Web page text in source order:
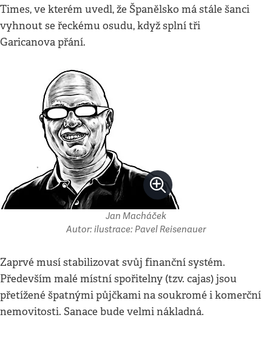
Times, ve kterém uvedl, že Španělsko má stále šanci
vyhnout se řeckému osudu, když splní tři
Garicanova přání.
Jan Macháček
Autor: ilustrace: Pavel Reisenauer
Zaprvé musí stabilizovat svůj finanční systém.
Především malé místní spořitelny (tzv. cajas) jsou
přetížené špatnými půjčkami na soukromé i komerční
nemovitosti. Sanace bude velmi nákladná.